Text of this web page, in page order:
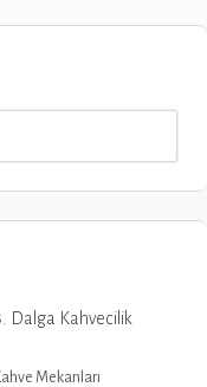
Dalga Kahvecilik
Mekanları